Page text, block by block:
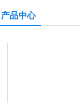
产品中心